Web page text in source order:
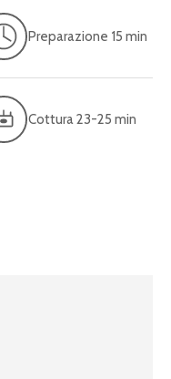
Preparazione 15 min
Cottura 23-25 min